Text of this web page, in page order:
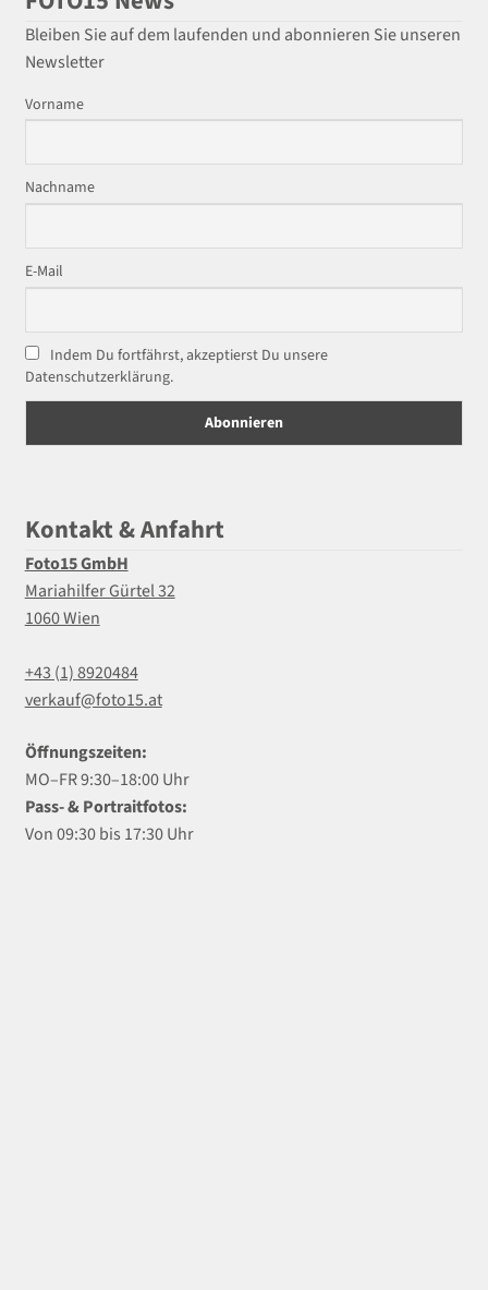
Bleiben Sie auf dem laufenden und abonnieren Sie unseren
Newsletter
Vorname
Nachname
E-Mail
Indem Du fortfährst, akzeptierst Du unsere
Datenschutzerklärung.
Kontakt & Anfahrt
Foto15 GmbH
Mariahilfer Gürtel 32
1060 Wien
+43 (1) 8920484
verkauf@foto15.at
Öffnungszeiten:
MO–FR 9:30–18:00 Uhr
Pass- & Portraitfotos:
Von 09:30 bis 17:30 Uhr